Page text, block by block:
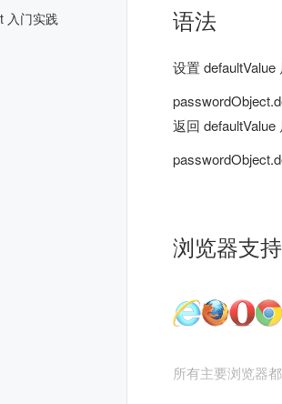
语法
设置 defaultValue
返回 defaultValue
浏览器支持
所有主要浏览器
入门实践